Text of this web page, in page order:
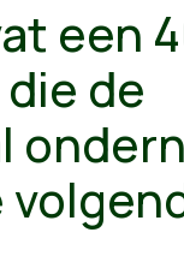
een
de